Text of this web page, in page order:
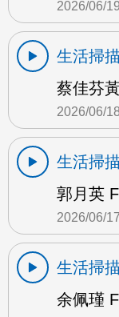
2026/06/19
生活掃描
蔡佳芬
2026/06/18
生活掃描
郭月英
2026/06/17
生活掃描
余佩瑾